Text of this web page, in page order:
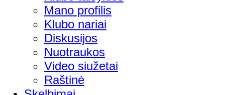
Mano profilis
Klubo nariai
Diskusijos
Nuotraukos
Video siužetai
Raštinė